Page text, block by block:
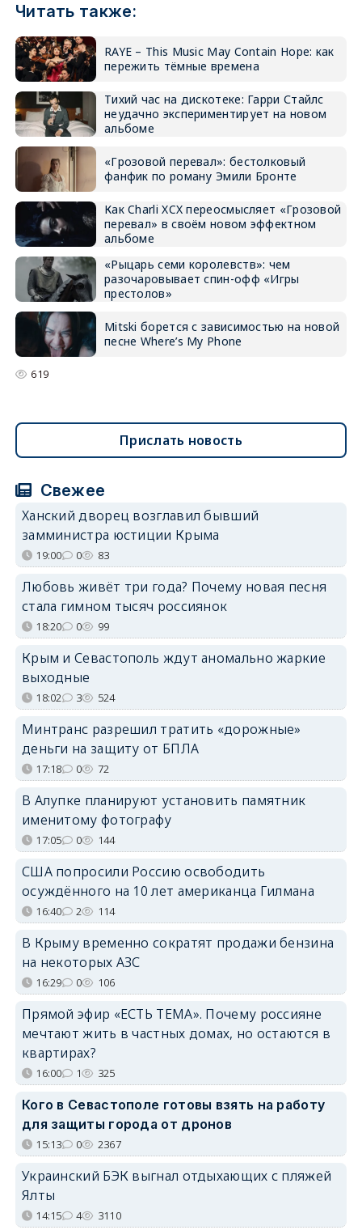
Читать также:
RAYE – This Music May Contain Hope: как
пережить тёмные времена
Тихий час на дискотеке: Гарри Стайлс
неудачно экспериментирует на новом
альбоме
«Грозовой перевал»: бестолковый
фанфик по роману Эмили Бронте
Как Charli XCX переосмысляет «Грозовой
перевал» в своём новом эффектном
альбоме
«Рыцарь семи королевств»: чем
разочаровывает спин-офф «Игры
престолов»
Mitski борется с зависимостью на новой
песне Where’s My Phone
619
Прислать новость
Свежее
Ханский дворец возглавил бывший
замминистра юстиции Крыма
19:00 0 83
Любовь живёт три года? Почему новая песня
стала гимном тысяч россиянок
18:20 0 99
Крым и Севастополь ждут аномально жаркие
выходные
18:02 3 524
Минтранс разрешил тратить «дорожные»
деньги на защиту от БПЛА
17:18 0 72
В Алупке планируют установить памятник
именитому фотографу
17:05 0 144
США попросили Россию освободить
осуждённого на 10 лет американца Гилмана
16:40 2 114
В Крыму временно сократят продажи бензина
на некоторых АЗС
16:29 0 106
Прямой эфир «ЕСТЬ ТЕМА». Почему россияне
мечтают жить в частных домах, но остаются в
квартирах?
16:00 1 325
Кого в Севастополе готовы взять на работу
для защиты города от дронов
15:13 0 2367
Украинский БЭК выгнал отдыхающих с пляжей
Ялты
14:15 4 3110